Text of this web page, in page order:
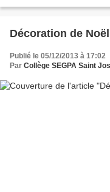
Décoration de
Publié le 05/12/2013 à 17:02
Par Collège SEGPA Saint